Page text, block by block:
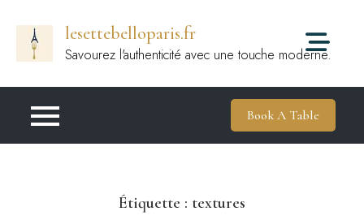
contenu
lesettebelloparis.fr
Savourez l'authenticité avec une touche moderne.
Book A Table
Étiquette : textures